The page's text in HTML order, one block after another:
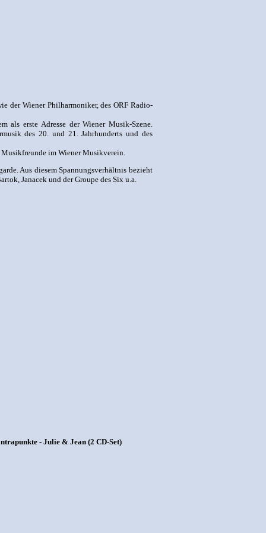
der Wiener Philharmoniker, des ORF Radio-
erste Adresse der Wiener Musik-Szene.
des 20. und 21. Jahrhunderts und des
im Wiener Musikverein.
Aus diesem Spannungsverhältnis bezieht
Janacek und der Groupe des Six u.a.
- Julie & Jean (2 CD-Set)